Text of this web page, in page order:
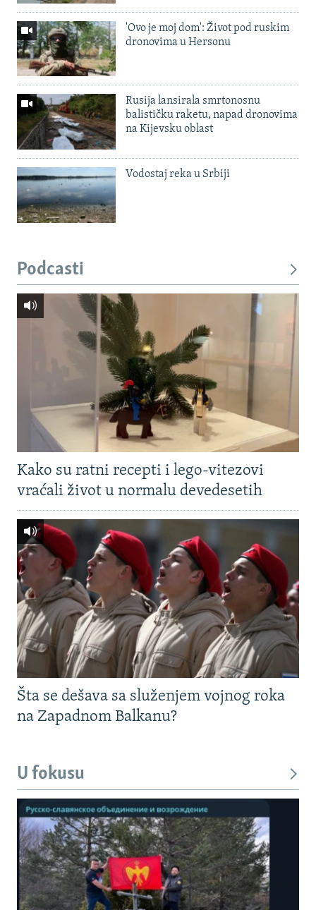
'Ovo je moj dom': Život pod ruskim
dronovima u Hersonu
Rusija lansirala smrtonosnu
balističku raketu, napad dronovima
na Kijevsku oblast
Vodostaj reka u Srbiji
Podcasti
Kako su ratni recepti i lego-vitezovi
vraćali život u normalu devedesetih
Šta se dešava sa služenjem vojnog roka
na Zapadnom Balkanu?
U fokusu